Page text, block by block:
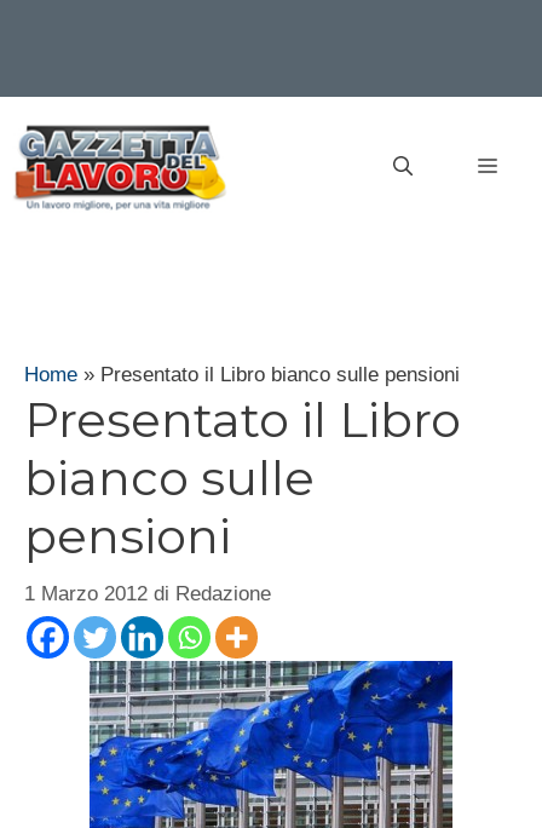
contenuto
Home » Presentato il Libro bianco sulle pensioni
Presentato il Libro
bianco sulle
pensioni
1 Marzo 2012 di Redazione